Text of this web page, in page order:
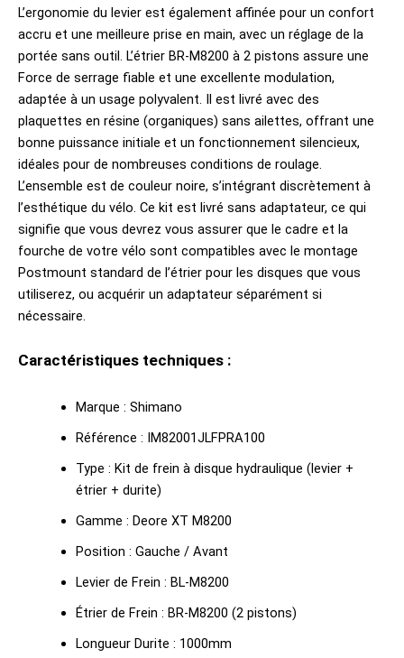
L’ergonomie du levier est également affinée pour un confort
accru et une meilleure prise en main, avec un réglage de la
portée sans outil. L’étrier BR-M8200 à 2 pistons assure une
Force de serrage fiable et une excellente modulation,
adaptée à un usage polyvalent. Il est livré avec des
plaquettes en résine (organiques) sans ailettes, offrant une
bonne puissance initiale et un fonctionnement silencieux,
idéales pour de nombreuses conditions de roulage.
L’ensemble est de couleur noire, s’intégrant discrètement à
l’esthétique du vélo. Ce kit est livré sans adaptateur, ce qui
signifie que vous devrez vous assurer que le cadre et la
fourche de votre vélo sont compatibles avec le montage
Postmount standard de l’étrier pour les disques que vous
utiliserez, ou acquérir un adaptateur séparément si
nécessaire.
Caractéristiques techniques :
Marque : Shimano
Référence : IM82001JLFPRA100
Type : Kit de frein à disque hydraulique (levier +
étrier + durite)
Gamme : Deore XT M8200
Position : Gauche / Avant
Levier de Frein : BL-M8200
Étrier de Frein : BR-M8200 (2 pistons)
Longueur Durite : 1000mm